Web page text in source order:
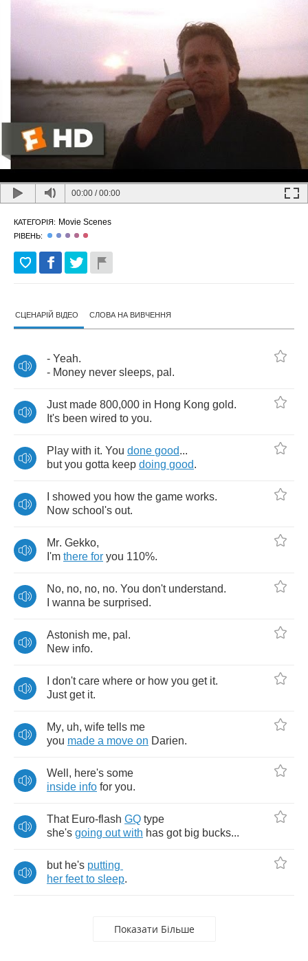
00:00 /00:00
КАТЕГОРІЯ: Movie Scenes
РІВЕНЬ:
СЦЕНАРІЙ ВІДЕО СЛОВА НА ВИВЧЕННЯ
- Yeah.
- Money never sleeps, pal .
Just made 800,000 in Hong Kong gold.
It's been wired to you.
Play with it. You done good...
but you gotta keep doing good.
showed you how the game works.
Now school's out.
Mr. Gekko,
I'm there for you 110%.
No, no, no, no. You don't understand.
wanna be surprised.
Astonish me, pal .
New info.
don't care where or how you get it.
Just get it.
My, uh, wife tells me
you made a move on Darien.
Well , here's some
inside info for you.
That Euro-flash GQ type
she's going out with has got big bucks...
but he's putting
her feet to sleep.
Показати Більше